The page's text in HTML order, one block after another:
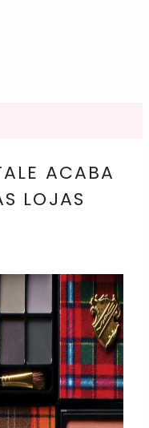
ACABA
LOJAS